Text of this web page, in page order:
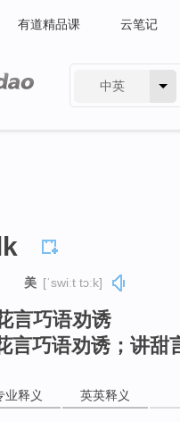
有道精品课 云笔记
中英
美 [ˈswiːt tɔːk]
言巧语劝诱
言巧语劝诱；讲甜
业释义 英英释义